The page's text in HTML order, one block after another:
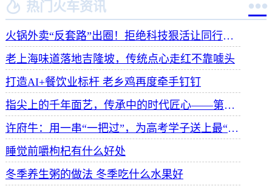
 热门火车资讯 
火锅外卖“反套路”出圈！拒绝科技狠活让同行颤抖
老上海味道落地吉隆坡，传统点心走红不靠噱头
打造AI+餐饮业标杆 老乡鸡再度牵手钉钉
指尖上的千年面艺，传承中的时代匠心——第八届“安琪酵母杯”中华发酵面食大赛武汉赛区开赛
许府牛：用一串“一把过”，为高考学子送上最“牛”祝福
睡觉前嚼枸杞有什么好处
冬季养生粥的做法 冬季吃什么水果好